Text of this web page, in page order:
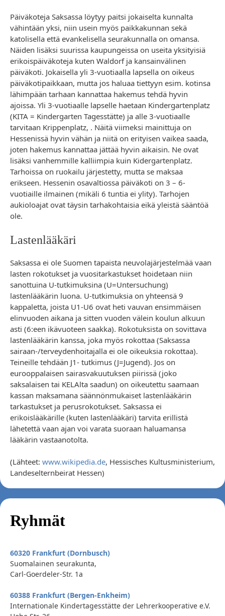
Päiväkoteja Saksassa löytyy paitsi jokaiselta kunnalta
vähintään yksi, niin usein myös paikkakunnan sekä
katolisella että evankelisella seurakunnalla on omansa.
Näiden lisäksi suurissa kaupungeissa on useita yksityisiä
erikoispäiväkoteja kuten Waldorf ja kansainvälinen
päiväkoti. Jokaisella yli 3-vuotiaalla lapsella on oikeus
päiväkotipaikkaan, mutta jos haluaa tiettyyn esim. kotinsa
lähimpään tarhaan kannattaa hakemus tehdä hyvin
ajoissa. Yli 3-vuotiaalle lapselle haetaan Kindergartenplatz
(KITA = Kindergarten Tagesstätte) ja alle 3-vuotiaalle
tarvitaan Krippenplatz, . Näitä viimeksi mainittuja on
Hessenissä hyvin vähän ja niitä on erityisen vaikea saada,
joten hakemus kannattaa jättää hyvin aikaisin. Ne ovat
lisäksi vanhemmille kalliimpia kuin Kidergartenplatz.
Tarhoissa on ruokailu järjestetty, mutta se maksaa
erikseen. Hessenin osavaltiossa päiväkoti on 3 – 6-
vuotiaille ilmainen (mikäli 6 tuntia ei ylity). Tarhojen
aukioloajat ovat täysin tarhakohtaisia eikä yleistä sääntöä
ole.
Lastenlääkäri
Saksassa ei ole Suomen tapaista neuvolajärjestelmää vaan
lasten rokotukset ja vuositarkastukset hoidetaan niin
sanottuina U-tutkimuksina (U=Untersuchung)
lastenlääkärin luona. U-tutkimuksia on yhteensä 9
kappaletta, joista U1-U6 ovat heti vauvan ensimmäisen
elinvuoden aikana ja sitten vuoden välein koulun alkuun
asti (6:een ikävuoteen saakka). Rokotuksista on sovittava
lastenlääkärin kanssa, joka myös rokottaa (Saksassa
sairaan-/terveydenhoitajalla ei ole oikeuksia rokottaa).
Teineille tehdään J1- tutkimus (J=Jugend). Jos on
eurooppalaisen sairasvakuutuksen piirissä (joko
saksalaisen tai KELAlta saadun) on oikeutettu saamaan
kassan maksamana säännönmukaiset lastenlääkärin
tarkastukset ja perusrokotukset. Saksassa ei
erikoislääkärille (kuten lastenlääkäri) tarvita erillistä
lähetettä vaan ajan voi varata suoraan haluamansa
lääkärin vastaanotolta.
(Lähteet: www.wikipedia.de, Hessisches Kultusministerium,
Landeselternbeirat Hessen)
Ryhmät
60320 Frankfurt (Dornbusch)
Suomalainen seurakunta,
Carl-Goerdeler-Str. 1a
60388 Frankfurt (Bergen-Enkheim)
Internationale Kindertagesstätte der Lehrerkooperative e.V.